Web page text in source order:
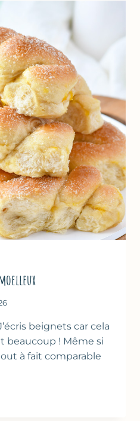
beignets car cela
beaucoup ! Même si
à fait comparable